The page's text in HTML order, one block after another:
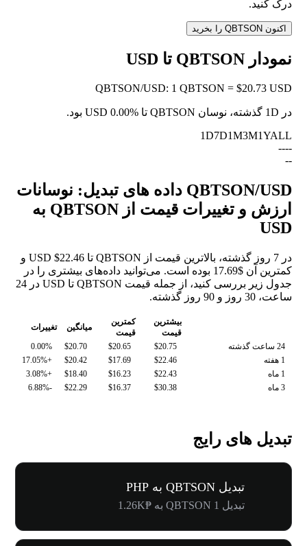
درک کنید.
اکنون QBTSON را بخرید
نمودار QBTSON تا USD
QBTSON/USD: 1 QBTSON = $20.73 USD
در 1D گذشته، نوسان QBTSON تا USD 0.00%
بود.
1D7D1M3M1YALL
--
--
--
QBTSON/USD داده های تبدیل: نوسانات
ارزش و تغییرات قیمت از QBTSON به
USD
در 7 روز گذشته، بالاترین قیمت از QBTSON تا USD $22.46 و
کمترین آن $17.69 بوده است. می‌توانید داده‌های بیشتری را در
جدول زیر بررسی کنید، از جمله قیمت QBTSON تا USD در 24
ساعت، 30 روز و 90 روز گذشته.
بیشترین
قیمت
کمترین
قیمت
میانگین
تغییرات
24 ساعت گذشته
$20.75
$20.65
$20.70
0.00%
1 هفته
$22.46
$17.69
$20.42
+17.05%
1 ماه
$22.43
$16.23
$18.40
+3.08%
3 ماه
$30.38
$16.37
$22.29
-6.88%
تبدیل های رایج
تبدیل QBTSON به PHP
تبدیل 1 QBTSON به ₱1.26K